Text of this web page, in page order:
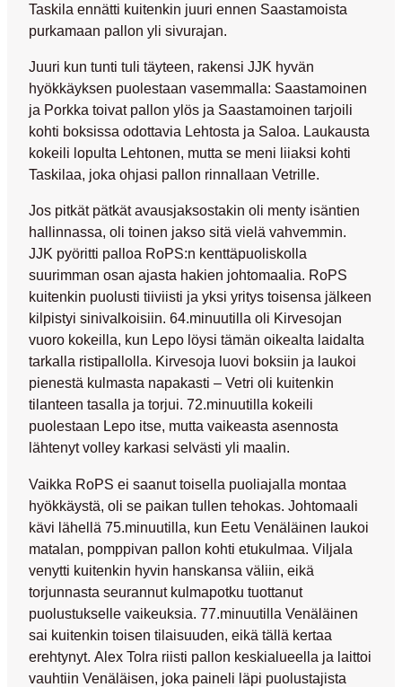
Taskila ennätti kuitenkin juuri ennen Saastamoista
purkamaan pallon yli sivurajan.
Juuri kun tunti tuli täyteen, rakensi JJK hyvän
hyökkäyksen puolestaan vasemmalla: Saastamoinen
ja Porkka toivat pallon ylös ja Saastamoinen tarjoili
kohti boksissa odottavia Lehtosta ja Saloa. Laukausta
kokeili lopulta Lehtonen, mutta se meni liiaksi kohti
Taskilaa, joka ohjasi pallon rinnallaan Vetrille.
Jos pitkät pätkät avausjaksostakin oli menty isäntien
hallinnassa, oli toinen jakso sitä vielä vahvemmin.
JJK pyöritti palloa RoPS:n kenttäpuoliskolla
suurimman osan ajasta hakien johtomaalia. RoPS
kuitenkin puolusti tiiviisti ja yksi yritys toisensa jälkeen
kilpistyi sinivalkoisiin. 64.minuutilla oli Kirvesojan
vuoro kokeilla, kun Lepo löysi tämän oikealta laidalta
tarkalla ristipallolla. Kirvesoja luovi boksiin ja laukoi
pienestä kulmasta napakasti – Vetri oli kuitenkin
tilanteen tasalla ja torjui. 72.minuutilla kokeili
puolestaan Lepo itse, mutta vaikeasta asennosta
lähtenyt volley karkasi selvästi yli maalin.
Vaikka RoPS ei saanut toisella puoliajalla montaa
hyökkäystä, oli se paikan tullen tehokas. Johtomaali
kävi lähellä 75.minuutilla, kun Eetu Venäläinen laukoi
matalan, pomppivan pallon kohti etukulmaa. Viljala
venytti kuitenkin hyvin hanskansa väliin, eikä
torjunnasta seurannut kulmapotku tuottanut
puolustukselle vaikeuksia. 77.minuutilla Venäläinen
sai kuitenkin toisen tilaisuuden, eikä tällä kertaa
erehtynyt. Alex Tolra riisti pallon keskialueella ja laittoi
vauhtiin Venäläisen, joka paineli läpi puolustajista